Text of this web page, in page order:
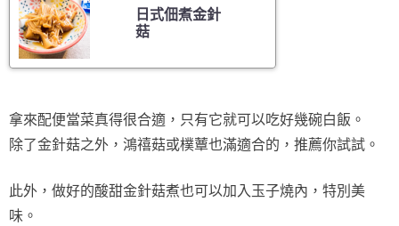
日式佃煮金針
菇
拿來配便當菜真得很合適，只有它就可以吃好幾碗白飯。
除了金針菇之外，鴻禧菇或樸蕈也滿適合的，推薦你試試。
此外，做好的酸甜金針菇煮也可以加入玉子燒內，特別美
味。